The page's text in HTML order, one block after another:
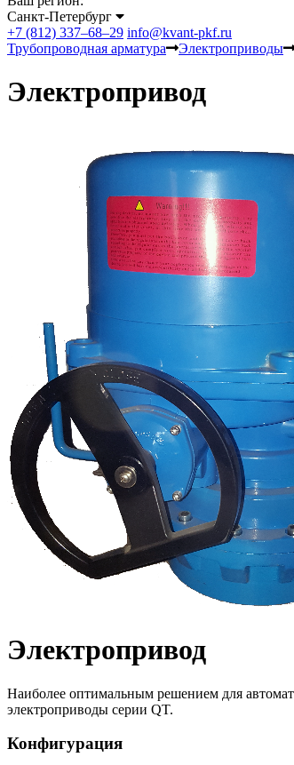
Санкт-Петербург
+7 (812) 337–68–29 info@kvant-pkf.ru
Трубопроводная арматура
Электроприводы
Электропривод
Электропривод
Наиболее оптимальным решением для
электроприводы серии QT.
Конфигурация